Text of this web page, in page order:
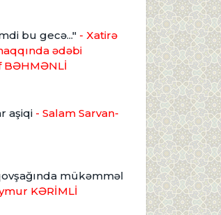
bu gecə..." - Xatirə
ədəbi
BƏHMƏNLİ
aşiqi - Salam Sarvan-
mükəmməl
KƏRİMLİ